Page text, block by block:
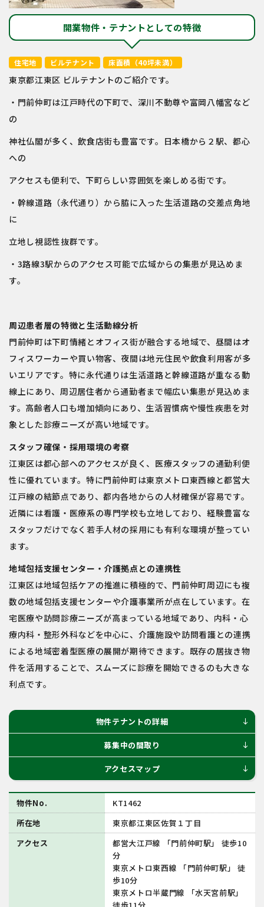
開業物件・テナントとしての特徴
住宅地 ビルテナント 床面積（40坪未満）
東京都江東区 ビルテナントのご紹介です。
・門前仲町は江戸時代の下町で、深川不動尊や富岡八幡宮など
の
神社仏閣が多く、飲食店街も豊富です。日本橋から２駅、都心
への
アクセスも便利で、下町らしい雰囲気を楽しめる街です。
・幹線道路（永代通り）から脇に入った生活道路の交差点角地
に
立地し視認性抜群です。
・3路線3駅からのアクセス可能で広域からの集患が見込めま
す。
周辺患者層の特徴と生活動線分析
門前仲町は下町情緒とオフィス街が融合する地域で、昼間はオ
フィスワーカーや買い物客、夜間は地元住民や飲食利用客が多
いエリアです。特に永代通りは生活道路と幹線道路が重なる動
線上にあり、周辺居住者から通勤者まで幅広い集患が見込めま
す。高齢者人口も増加傾向にあり、生活習慣病や慢性疾患を対
象とした診療ニーズが高い地域です。
スタッフ確保・採用環境の考察
江東区は都心部へのアクセスが良く、医療スタッフの通勤利便
性に優れています。特に門前仲町は東京メトロ東西線と都営大
江戸線の結節点であり、都内各地からの人材確保が容易です。
近隣には看護・医療系の専門学校も立地しており、経験豊富な
スタッフだけでなく若手人材の採用にも有利な環境が整ってい
ます。
地域包括支援センター・介護拠点との連携性
江東区は地域包括ケアの推進に積極的で、門前仲町周辺にも複
数の地域包括支援センターや介護事業所が点在しています。在
宅医療や訪問診療ニーズが高まっている地域であり、内科・心
療内科・整形外科などを中心に、介護施設や訪問看護との連携
による地域密着型医療の展開が期待できます。既存の居抜き物
件を活用することで、スムーズに診療を開始できるのも大きな
利点です。
物件テナントの詳細 south
募集中の間取り south
アクセスマップ south
物件No.
KT1462
所在地
東京都江東区佐賀１丁⽬
アクセス
都営⼤江⼾線 「⾨前仲町駅」 徒歩10
分
東京メトロ東⻄線 「⾨前仲町駅」 徒
歩10分
東京メトロ半蔵⾨線 「⽔天宮前駅」